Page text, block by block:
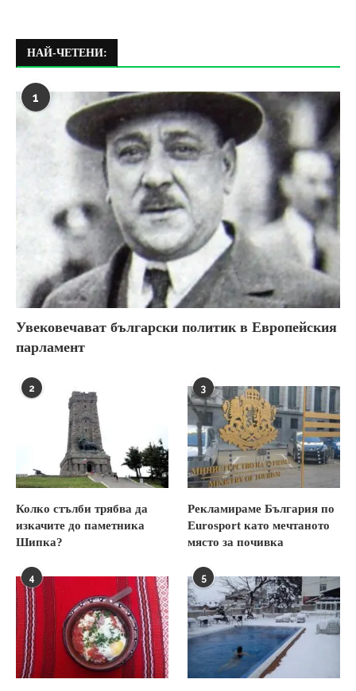
НАЙ-ЧЕТЕНИ:
1
Увековечават български политик в Европейския
парламент
2
Колко стълби трябва да
изкачите до паметника
Шипка?
3
Рекламираме България по
Eurosport като мечтаното
място за почивка
4 5